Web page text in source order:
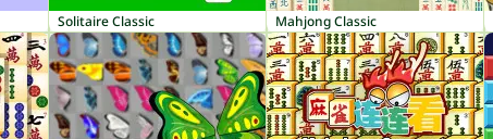
Solitaire Classic Mahjong Classic